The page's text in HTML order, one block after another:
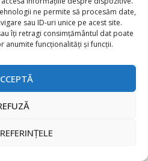
ne permite să procesăm date,
sau ID-uri unice pe acest site.
îți retragi consimțământul dat poate
anumite funcționalități și funcții.
articol
de detecție pentru sisteme
SĂ VĂ PLACĂ ȘI